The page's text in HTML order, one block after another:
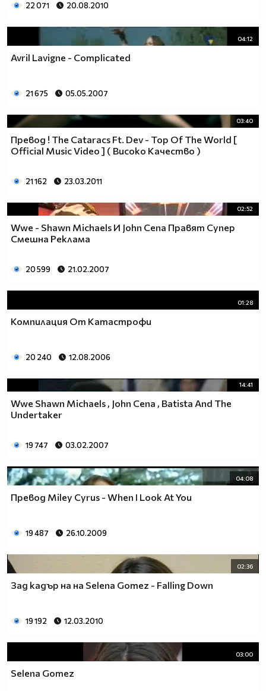
22 071 20.08.2010
04:12
Avril Lavigne - Complicated
21 675 05.05.2007
03:40
Превод ! The Cataracs Ft. Dev - Top Of The World [
Official Music Video ] ( Високо Качество )
21 162 23.03.2011
02:52
Wwe - Shawn Michaels И John Cena Правят Супер
Смешна Реклама
20 599 21.02.2007
01:28
Компилация От Катастрофи
20 240 12.08.2006
14:41
Wwe Shawn Michaels , John Cena , Batista And The
Undertaker
19 747 03.02.2007
04:08
Превод Miley Cyrus - When I Look At You
19 487 26.10.2009
02:36
Зад кадър на на Selena Gomez - Falling Down
19 192 12.03.2010
03:00
Selena Gomez